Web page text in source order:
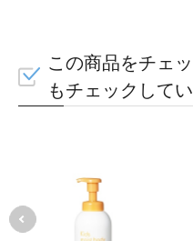
キッズで
この商品をチェ
もチェックして